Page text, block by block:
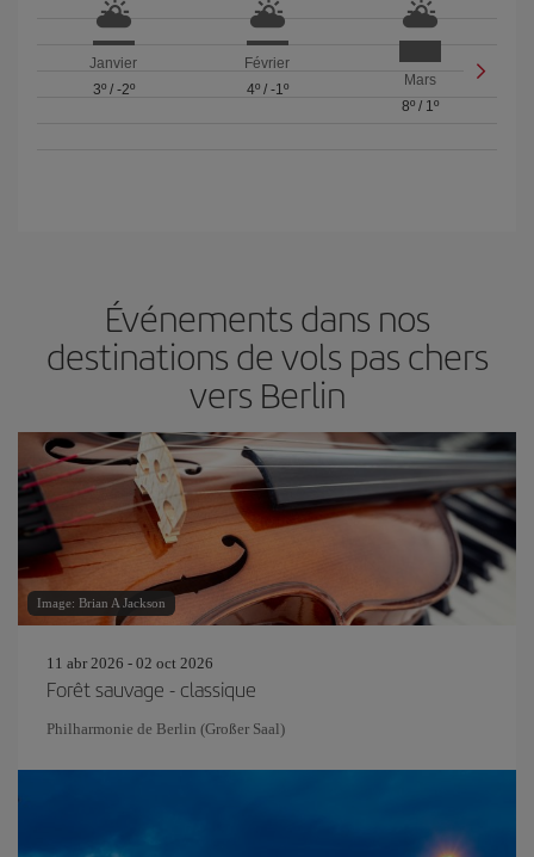
Janvier
3º/ -2º
Février
4º/ -1º
Mars
8º / 1º
Événements dans nos
destinations de vols pas chers
vers Berlin
Image: Brian A Jackson
11 abr 2026 - 02 oct 2026
Forêt sauvage - classique
Philharmonie de Berlin (Großer Saal)